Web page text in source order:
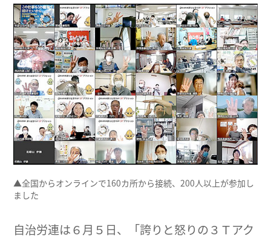
▲全国からオンラインで160カ所から接続、200人以上が参加し
ました
自治労連は６月５日、「誇りと怒りの３Ｔアク